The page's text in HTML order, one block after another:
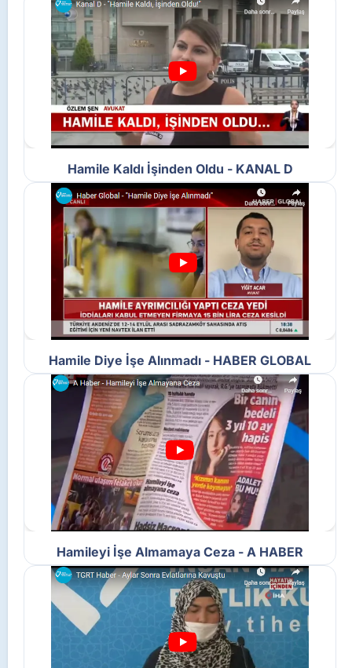
Hamile Kaldı İşinden Oldu - KANAL D
Hamile Diye İşe Alınmadı - HABER GLOBAL
Hamileyi İşe Almamaya Ceza - A HABER